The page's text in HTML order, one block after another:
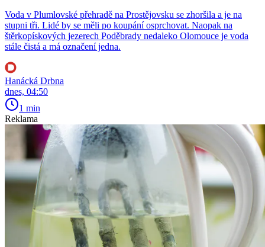
Voda v Plumlovské přehradě na Prostějovsku se zhoršila a je na
stupni tři. Lidé by se měli po koupání osprchovat. Naopak na
štěrkopískových jezerech Poděbrady nedaleko Olomouce je voda
stále čistá a má označení jedna.
Hanácká Drbna
dnes, 04:50
1 min
Reklama